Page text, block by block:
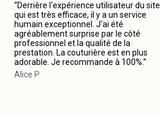
“Derrière l‘expérience utilisateur du site
qui est très efficace, il y a un service
humain exceptionnel. J‘ai été
agréablement surprise par le côté
professionnel et la qualité de la
prestation. La couturière est en plus
adorable. Je recommande à 100%.”
Alice P